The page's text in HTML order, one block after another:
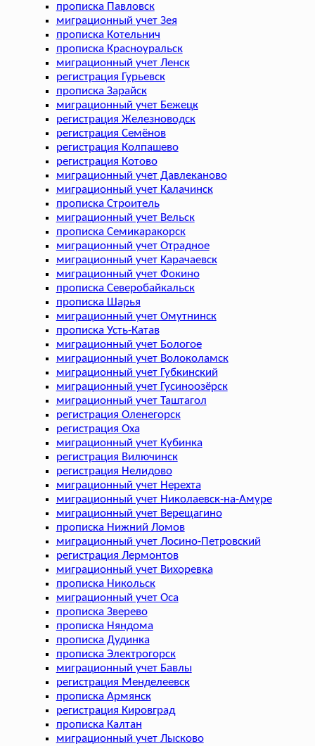
прописка Павловск
миграционный учет Зея
прописка Котельнич
прописка Красноуральск
миграционный учет Ленск
регистрация Гурьевск
прописка Зарайск
миграционный учет Бежецк
регистрация Железноводск
регистрация Семёнов
регистрация Колпашево
регистрация Котово
миграционный учет Давлеканово
миграционный учет Калачинск
прописка Строитель
миграционный учет Вельск
прописка Семикаракорск
миграционный учет Отрадное
миграционный учет Карачаевск
миграционный учет Фокино
прописка Северобайкальск
прописка Шарья
миграционный учет Омутнинск
прописка Усть-Катав
миграционный учет Бологое
миграционный учет Волоколамск
миграционный учет Губкинский
миграционный учет Гусиноозёрск
миграционный учет Таштагол
регистрация Оленегорск
регистрация Оха
миграционный учет Кубинка
регистрация Вилючинск
регистрация Нелидово
миграционный учет Нерехта
миграционный учет Николаевск-на-Амуре
миграционный учет Верещагино
прописка Нижний Ломов
миграционный учет Лосино-Петровский
регистрация Лермонтов
миграционный учет Вихоревка
прописка Никольск
миграционный учет Оса
прописка Зверево
прописка Няндома
прописка Дудинка
прописка Электрогорск
миграционный учет Бавлы
регистрация Менделеевск
прописка Армянск
регистрация Кировград
прописка Калтан
миграционный учет Лысково